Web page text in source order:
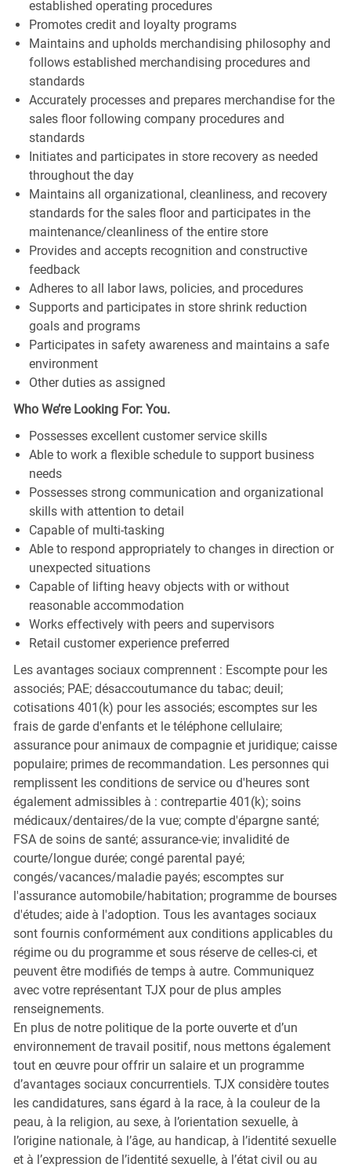
established operating procedures
Promotes credit and loyalty programs
Maintains and upholds merchandising philosophy and
follows established merchandising procedures and
standards
Accurately processes and prepares merchandise for the
sales floor following company procedures and
standards
Initiates and participates in store recovery as needed
throughout the day
Maintains all organizational, cleanliness, and recovery
standards for the sales floor and participates in the
maintenance/cleanliness of the entire store
Provides and accepts recognition and constructive
feedback
Adheres to all labor laws, policies, and procedures
Supports and participates in store shrink reduction
goals and programs
Participates in safety awareness and maintains a safe
environment
Other duties as assigned
Who We’re Looking For: You.
Possesses excellent customer service skills
Able to work a flexible schedule to support business
needs
Possesses strong communication and organizational
skills with attention to detail
Capable of multi-tasking
Able to respond appropriately to changes in direction or
unexpected situations
Capable of lifting heavy objects with or without
reasonable accommodation
Works effectively with peers and supervisors
Retail customer experience preferred
Les avantages sociaux comprennent : Escompte pour les
associés; PAE; désaccoutumance du tabac; deuil;
cotisations 401(k) pour les associés; escomptes sur les
frais de garde d'enfants et le téléphone cellulaire;
assurance pour animaux de compagnie et juridique; caisse
populaire; primes de recommandation. Les personnes qui
remplissent les conditions de service ou d'heures sont
également admissibles à : contrepartie 401(k); soins
médicaux/dentaires/de la vue; compte d'épargne santé;
FSA de soins de santé; assurance-vie; invalidité de
courte/longue durée; congé parental payé;
congés/vacances/maladie payés; escomptes sur
l'assurance automobile/habitation; programme de bourses
d'études; aide à l'adoption. Tous les avantages sociaux
sont fournis conformément aux conditions applicables du
régime ou du programme et sous réserve de celles-ci, et
peuvent être modifiés de temps à autre. Communiquez
avec votre représentant TJX pour de plus amples
renseignements.
En plus de notre politique de la porte ouverte et d’un
environnement de travail positif, nous mettons également
tout en œuvre pour offrir un salaire et un programme
d’avantages sociaux concurrentiels. TJX considère toutes
les candidatures, sans égard à la race, à la couleur de la
peau, à la religion, au sexe, à l’orientation sexuelle, à
l’origine nationale, à l’âge, au handicap, à l’identité sexuelle
et à l’expression de l’identité sexuelle, à l’état civil ou au